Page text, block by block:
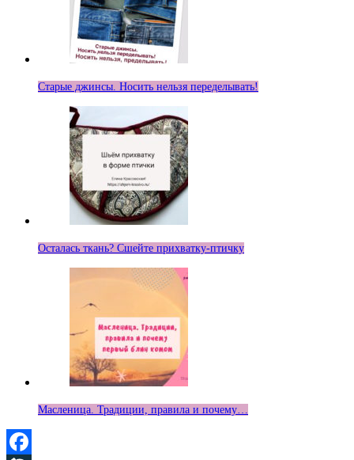
Старые джинсы. Носить нельзя переделывать!
Осталась ткань? Сшейте прихватку-птичку
Масленица. Традиции, правила и почему…